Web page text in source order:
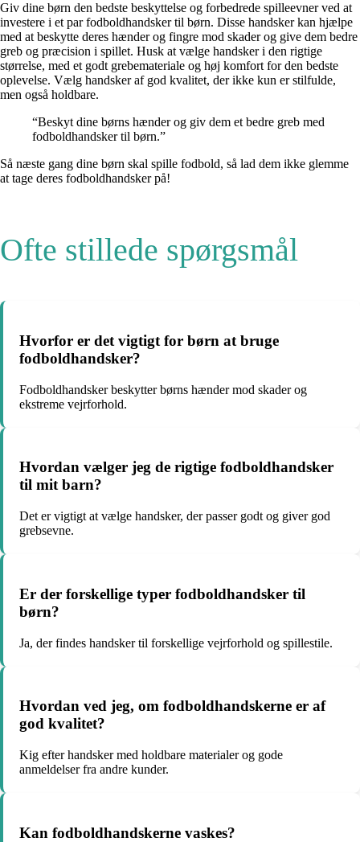
Giv dine børn den bedste beskyttelse og forbedrede spilleevner ved at
investere i et par fodboldhandsker til børn. Disse handsker kan hjælpe
med at beskytte deres hænder og fingre mod skader og give dem bedre
greb og præcision i spillet. Husk at vælge handsker i den rigtige
størrelse, med et godt grebemateriale og høj komfort for den bedste
oplevelse. Vælg handsker af god kvalitet, der ikke kun er stilfulde,
men også holdbare.
“Beskyt dine børns hænder og giv dem et bedre greb med
fodboldhandsker til børn.”
Så næste gang dine børn skal spille fodbold, så lad dem ikke glemme
at tage deres fodboldhandsker på!
Ofte stillede spørgsmål
Hvorfor er det vigtigt for børn at bruge
fodboldhandsker?
Fodboldhandsker beskytter børns hænder mod skader og
ekstreme vejrforhold.
Hvordan vælger jeg de rigtige fodboldhandsker
til mit barn?
Det er vigtigt at vælge handsker, der passer godt og giver god
grebsevne.
Er der forskellige typer fodboldhandsker til
børn?
Ja, der findes handsker til forskellige vejrforhold og spillestile.
Hvordan ved jeg, om fodboldhandskerne er af
god kvalitet?
Kig efter handsker med holdbare materialer og gode
anmeldelser fra andre kunder.
Kan fodboldhandskerne vaskes?